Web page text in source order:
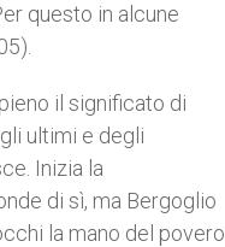
questo in alcune
il significato di
ultimi e degli
Inizia la
di sì, ma Bergoglio
la mano del povero